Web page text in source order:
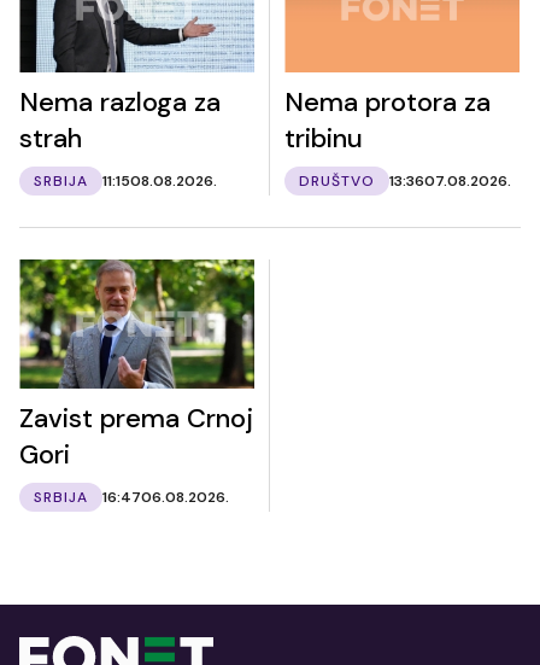
Nema razloga za
strah
SRBIJA 11:1508.08.2026.
Nema protora za
tribinu
DRUŠTVO 13:3607.08.2026.
Zavist prema Crnoj
Gori
SRBIJA 16:4706.08.2026.